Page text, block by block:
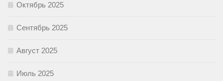
Октябрь 2025
Сентябрь 2025
Август 2025
Июль 2025